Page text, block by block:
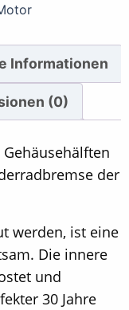
Informationen
(0)
der
werden, ist eine
Die innere
und
30 Jahre